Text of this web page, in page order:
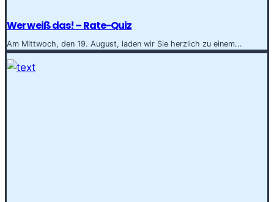
Wer weiß das! – Rate-Quiz
Am Mittwoch, den 19. August, laden wir Sie herzlich zu einem...